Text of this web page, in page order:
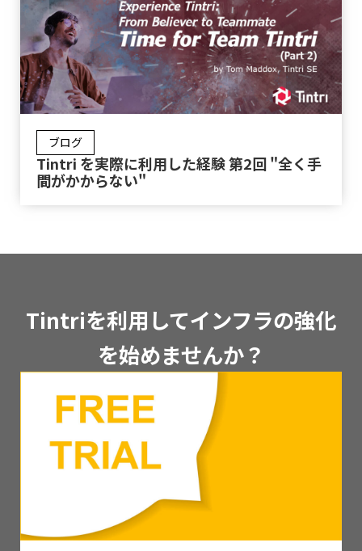
ブログ
Tintri を実際に利用した経験 第2回 "全く手
間がかからない"
Tintriを利用してインフラの強化
を始めませんか？